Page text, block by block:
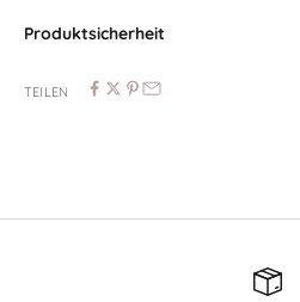
Produktsicherheit
TEILEN